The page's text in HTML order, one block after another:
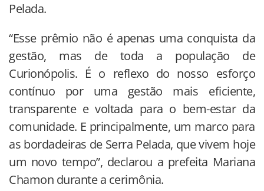
Pelada.
“Esse prêmio não é apenas uma conquista da
gestão, mas de toda a população de
Curionópolis. É o reflexo do nosso esforço
contínuo por uma gestão mais eficiente,
transparente e voltada para o bem-estar da
comunidade. E principalmente, um marco para
as bordadeiras de Serra Pelada, que vivem hoje
um novo tempo”, declarou a prefeita Mariana
Chamon durante a cerimônia.